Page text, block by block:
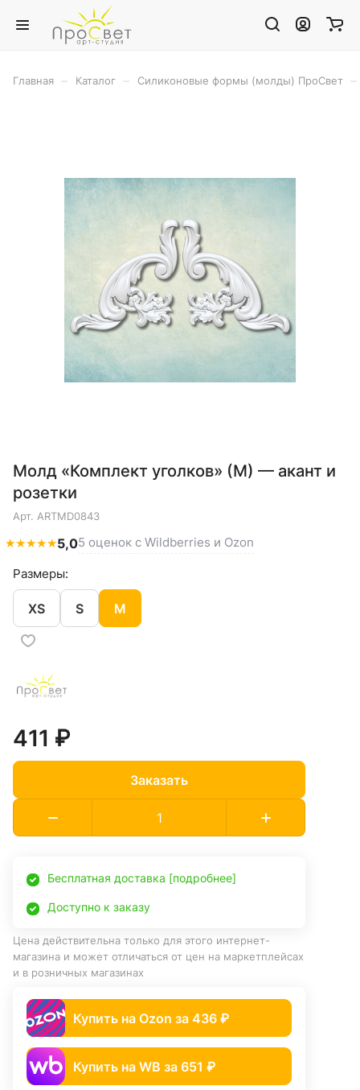
Главная Каталог Силиконовые формы (молды) ПроСвет
Молд «Комплект уголков» (М) — акант и
розетки
Арт. ARTMD0843
★★★★★5,05 оценок с Wildberries и Ozon
Размеры:
XS S M
411 ₽
Заказать
Бесплатная доставка [подробнее]
Доступно к заказу
Цена действительна только для этого интернет-
магазина и может отличаться от цен на маркетплейсах
и в розничных магазинах
Купить на Ozon за 436 ₽
Купить на WB за 651 ₽